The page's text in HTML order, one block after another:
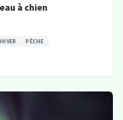
à chien
PÊCHE